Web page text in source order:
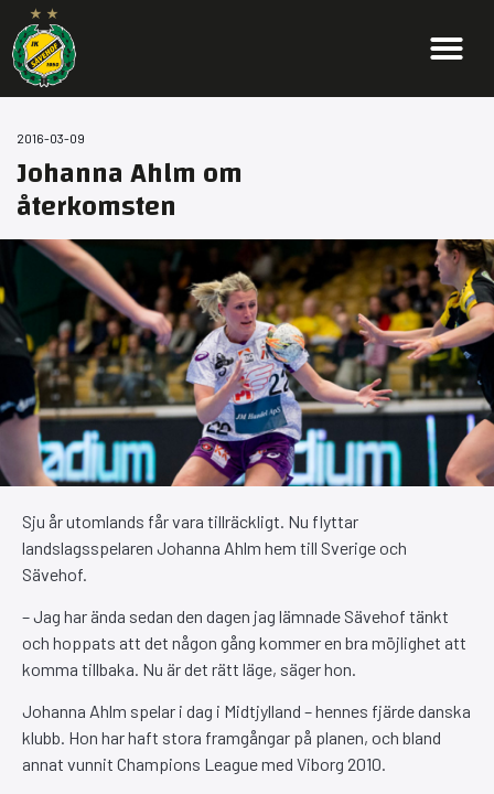
2016-03-09
Johanna Ahlm om
återkomsten
Sju år utomlands får vara tillräckligt. Nu flyttar
landslagsspelaren Johanna Ahlm hem till Sverige och
Sävehof.
– Jag har ända sedan den dagen jag lämnade Sävehof tänkt
och hoppats att det någon gång kommer en bra möjlighet att
komma tillbaka. Nu är det rätt läge, säger hon.
Johanna Ahlm spelar i dag i Midtjylland – hennes fjärde danska
klubb. Hon har haft stora framgångar på planen, och bland
annat vunnit Champions League med Viborg 2010.